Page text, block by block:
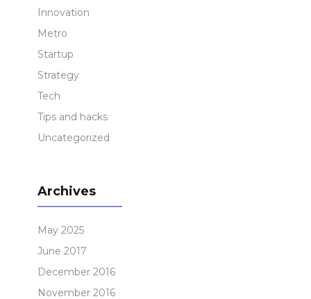
Innovation
Metro
Startup
Strategy
Tech
Tips and hacks
Uncategorized
Archives
May 2025
June 2017
December 2016
November 2016